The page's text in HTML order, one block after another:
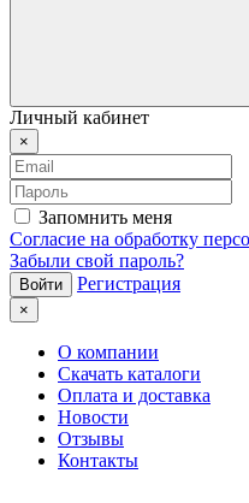
Личный кабинет
×
Запомнить меня
Согласие на обработку
Забыли свой пароль?
Регистрация
×
О компании
Скачать каталоги
Оплата и доставка
Новости
Отзывы
Контакты